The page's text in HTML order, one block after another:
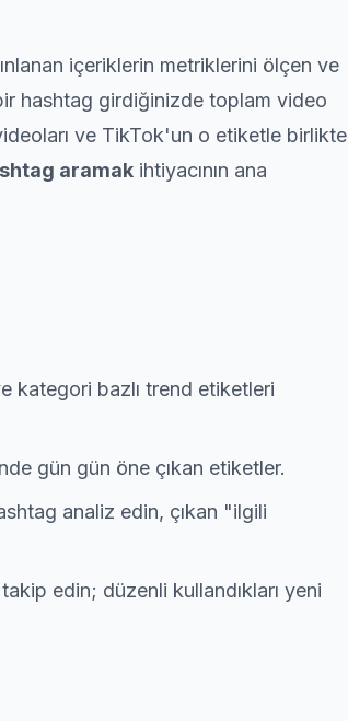
içeriklerin metriklerini ölçen ve
hashtag girdiğinizde toplam video
ve TikTok'un o etiketle birlikte
aramak ihtiyacının ana
kategori bazlı trend etiketleri
gün gün öne çıkan etiketler.
analiz edin, çıkan "ilgili
edin; düzenli kullandıkları yeni